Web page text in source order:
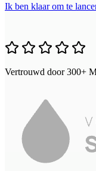
Ik ben klaar om te
Vertrouwd door 300+